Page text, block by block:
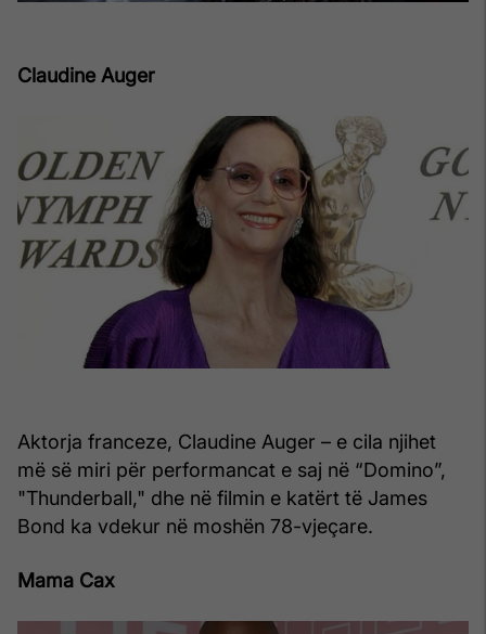
Claudine Auger
Aktorja franceze, Claudine Auger – e cila njihet
më së miri për performancat e saj në “Domino”,
"Thunderball," dhe në filmin e katërt të James
Bond ka vdekur në moshën 78-vjeçare.
Mama Cax